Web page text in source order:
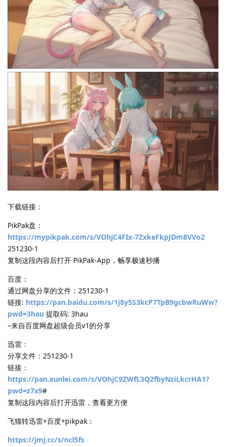
下载链接：
PikPak盘：
https://mypikpak.com/s/VOhjC4FIx-7ZxkeFkpJDm8VVo2
251230-1
复制这段内容后打开 PikPak-App，畅享极速秒播
百度：
通过网盘分享的文件：251230-1
链接: https://pan.baidu.com/s/1j8y5S3kcP7TpB9gcbwRuWw?
pwd=3hau 提取码: 3hau
–来自百度网盘超级会员v1的分享
迅雷：
分享文件：251230-1
链接：
https://pan.xunlei.com/s/VOhjC9ZWfL3Q2fbyNziLkcrHA1?
pwd=z7x9#
复制这段内容后打开迅雷，查看更方便
飞猫转迅雷+百度+pikpak：
https://jmj.cc/s/ncl5fs